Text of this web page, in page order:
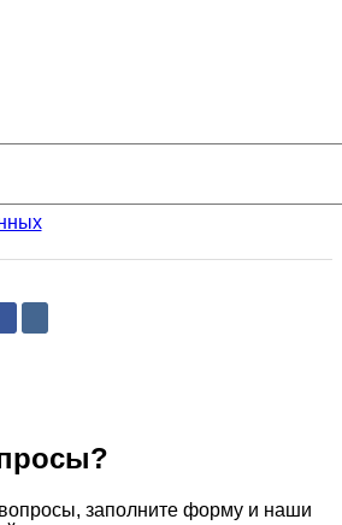
заполните форму и наши